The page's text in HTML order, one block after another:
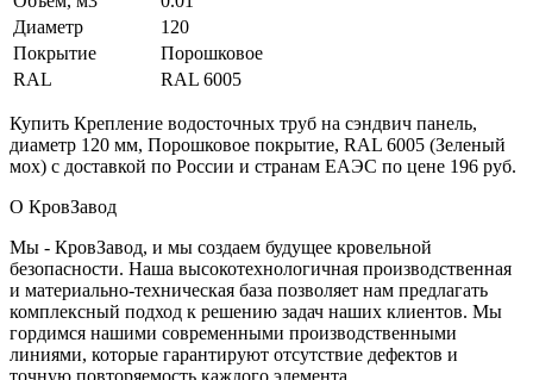
Диаметр
120
Покрытие
Порошковое
RAL
RAL 6005
Купить Крепление водосточных труб на сэндвич панель,
диаметр 120 мм, Порошковое покрытие, RAL 6005 (Зеленый
мох) с доставкой по России и странам ЕАЭС по цене 196 руб.
О КровЗавод
Мы - КровЗавод, и мы создаем будущее кровельной
безопасности. Наша высокотехнологичная производственная
и материально-техническая база позволяет нам предлагать
комплексный подход к решению задач наших клиентов. Мы
гордимся нашими современными производственными
линиями, которые гарантируют отсутствие дефектов и
точную повторяемость каждого элемента.